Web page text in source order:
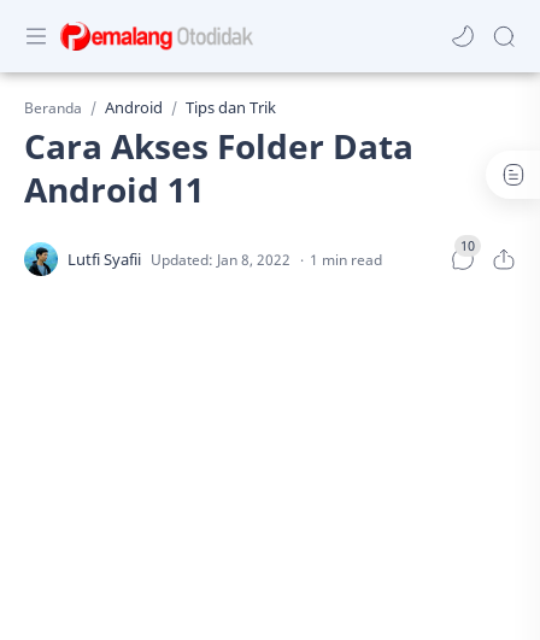
Beranda Android Tips dan Trik
Cara Akses Folder Data
Android 11
1 min read